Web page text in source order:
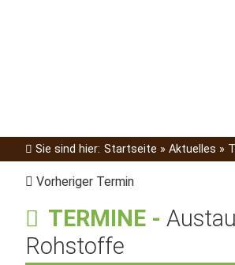
Sie sind hier: Startseite » Aktuelles »
Vorheriger Termin
TERMINE -
Rohstoffe